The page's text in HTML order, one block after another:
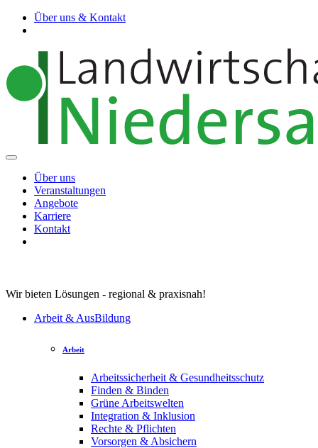
Über uns & Kontakt
Über uns
Veranstaltungen
Angebote
Karriere
Kontakt
Wir bieten Lösungen - regional & praxisnah!
Arbeit & AusBildung
Arbeit
Arbeitssicherheit & Gesundheitsschutz
Finden & Binden
Grüne Arbeitswelten
Integration & Inklusion
Rechte & Pflichten
Vorsorgen & Absichern